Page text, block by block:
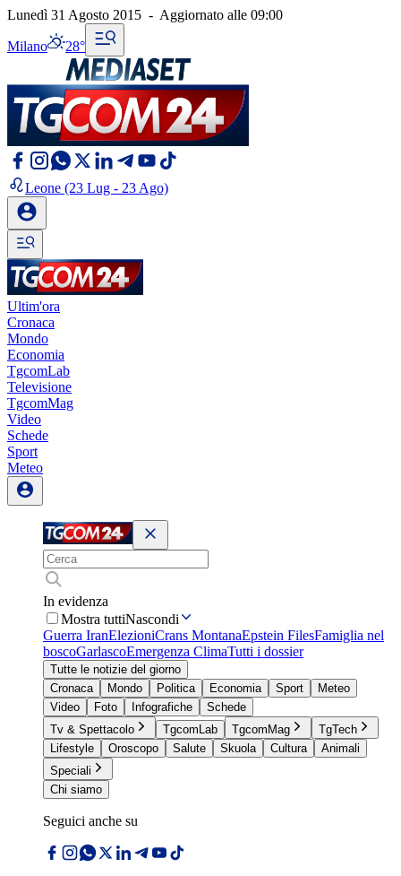
Lunedì 31 Agosto 2015 - Aggiornato alle 09:00
Milano 28°
Leone (23 Lug - 23 Ago)
Ultim'ora
Cronaca
Mondo
Economia
TgcomLab
Televisione
TgcomMag
Video
Schede
Sport
Meteo
In evidenza
Mostra tuttiNascondi
Guerra IranElezioniCrans MontanaEpstein FilesFamiglia nel
boscoGarlascoEmergenza ClimaTutti i dossier
Tutte le notizie del giorno
Cronaca
Mondo Politica Economia Sport
Meteo
Video
Foto Infografiche
Schede
Tv & Spettacolo
TgcomLab TgcomMag
TgTech
Lifestyle
Oroscopo Salute Skuola Cultura
Animali
Speciali
Chi siamo
Seguici anche su